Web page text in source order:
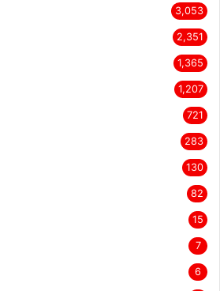
3,053
2,351
1,365
1,207
721
283
130
82
15
7
6